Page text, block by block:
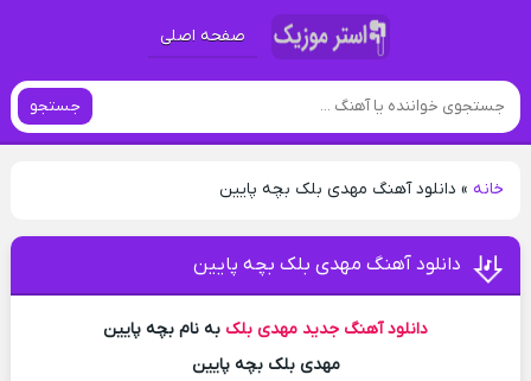
صفحه اصلی
جستجو
خانه» دانلود آهنگ مهدی بلک بچه پایین
دانلود آهنگ مهدی بلک بچه پایین
دانلود آهنگ جدید مهدی بلک به نام بچه پایین
مهدی بلک بچه پایین